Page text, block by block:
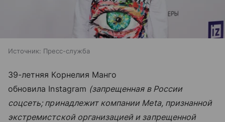
Источник: Пресс-служба
39-летняя Корнелия Манго
обновила Instagram (запрещенная в России
соцсеть; принадлежит компании Meta, признанной
экстремистской организацией и запрещенной